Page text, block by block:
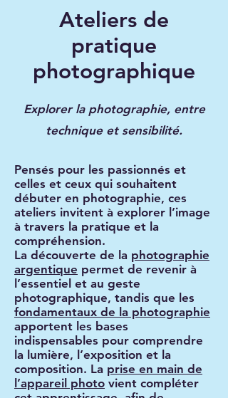
Ateliers de
pratique
photographique
Explorer la photographie, entre
technique et sensibilité.
Pensés pour les passionnés et
celles et ceux qui souhaitent
débuter en photographie, ces
ateliers invitent à explorer l’image
à travers la pratique et la
compréhension.
La découverte de la photographie
argentique permet de revenir à
l’essentiel et au geste
photographique, tandis que les
fondamentaux de la photographie
apportent les bases
indispensables pour comprendre
la lumière, l’exposition et la
composition. La prise en main de
l’appareil photo vient compléter